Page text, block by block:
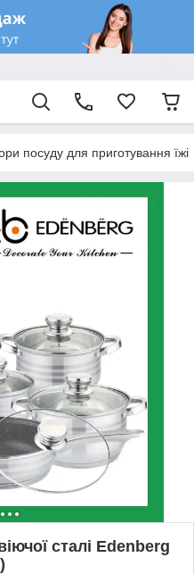
посуду для приготування їжі
сталі Edenberg